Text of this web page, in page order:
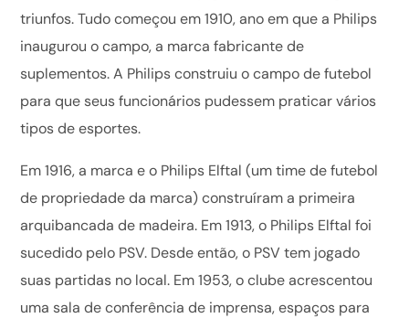
triunfos. Tudo começou em 1910, ano em que a Philips
inaugurou o campo, a marca fabricante de
suplementos. A Philips construiu o campo de futebol
para que seus funcionários pudessem praticar vários
tipos de esportes.
Em 1916, a marca e o Philips Elftal (um time de futebol
de propriedade da marca) construíram a primeira
arquibancada de madeira. Em 1913, o Philips Elftal foi
sucedido pelo PSV. Desde então, o PSV tem jogado
suas partidas no local. Em 1953, o clube acrescentou
uma sala de conferência de imprensa, espaços para